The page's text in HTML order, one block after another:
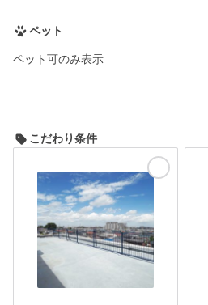
ペット
ペット可のみ表示
こだわり条件